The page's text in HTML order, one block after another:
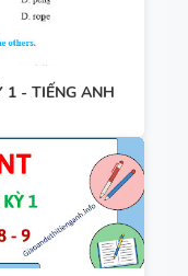
1 - TIẾNG ANH